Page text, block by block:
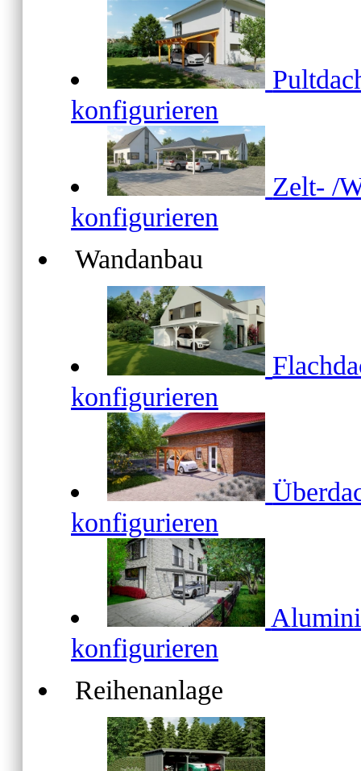
konfigurieren
Zelt- /
konfigurieren
Wandanbau
konfigurieren
konfigurieren
konfigurieren
Reihenanlage